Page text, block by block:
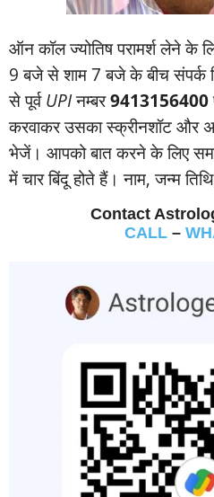
ऑन कॉल ज्‍योतिष परामर्श लेने के
9 बजे से शाम 7 बजे के बीच संपर्क
से पूर्वUPIनम्‍बर9413156400
करवाकर उसका स्‍क्रीनशॉट और
भेजें। आपको बात करने के लिए
में चार बिंदू होते हैं। नाम, जन्‍म
Contact
CALL –